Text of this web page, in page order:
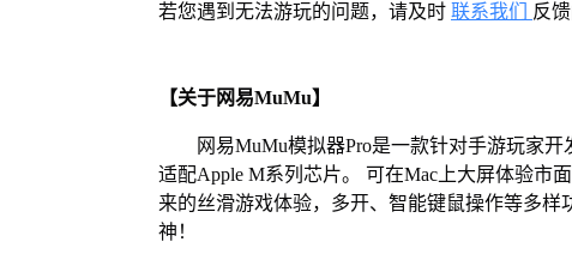
若您遇到无法游玩的问题，请及时 联系我们 反
【关于网易MuMu】
网易MuMu模拟器Pro是一款针对手游玩家
适配Apple M系列芯片。 可在Mac上大屏体验市
来的丝滑游戏体验，多开、智能键鼠操作等多
神！